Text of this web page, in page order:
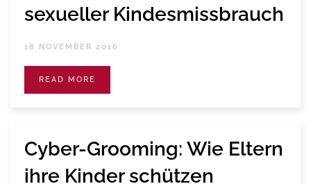
sexueller Kindesmissbrauch
18 NOVEMBER 2016
READ MORE
Cyber-Grooming: Wie Eltern
ihre Kinder schützen